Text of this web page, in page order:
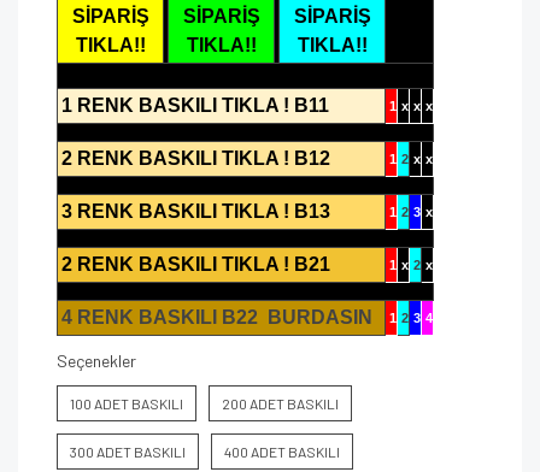
SİPARİŞ
TIKLA!!
SİPARİŞ
TIKLA!!
SİPARİŞ
TIKLA!!
1 RENK BASKILI TIKLA ! B11 1 x x x
2 RENK BASKILI TIKLA ! B12 1 2 x x
3 RENK BASKILI TIKLA ! B13 1 2 3 x
2 RENK BASKILI TIKLA ! B21 1 x 2 x
4 RENK BASKILI B22 BURDASIN 1 2 3 4
Seçenekler
100 ADET BASKILI 200 ADET BASKILI
300 ADET BASKILI 400 ADET BASKILI